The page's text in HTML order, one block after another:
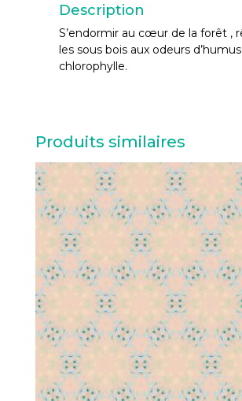
Description
S’endormir au cœur de la forêt ,
les sous bois aux odeurs
chlorophylle.
Produits similaires